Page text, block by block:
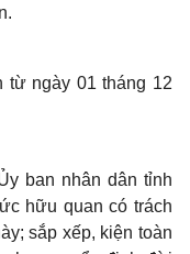
từ ngày 01 tháng 12
ban nhân dân tỉnh
hữu quan có trách
sắp xếp, kiện toàn